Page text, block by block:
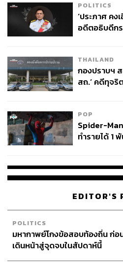
หลังจากนั้นแบรดยังคงมีส่วนร่วมใ
ของภาพยนตร์อีกหลายเรื่อง ทั้งแอ
ที่ 2 ในสาขาภาพยนตร์แอนิเมชันย
ถึงภาพยนตร์ฟอร์มยักษ์อย่าง
(2011) ที่นำแสดงโดยท
แท่นผู้กำกับ ซึ่งตัวภาพยนตร์ก็ประ
กระทั่งกลายเป็นภาคที่ทำรายได้
ทั้งหมด นอกจากนี้แบรดยังทำงา
เบื้องหลังภาพยนตร์ของค่ายดิส
Up, Toy Story 3, Brave,
Coco
POLITICS
‘ประภาศ คง
อดีตอธิบดีก
THAILAND
กองปราบฯ
สถ.’ คดีทุจ
POP
Spider-
ทำรายได้ 1
EDITOR'S
POLITICS
มหากาพย์โกงข้อสอบท้องถิ่น ก่อ
เดินหน้าสู่จุดจบในสัปดาห์นี้